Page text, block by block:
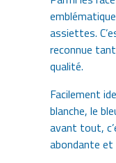
assiettes.
reconnue
qualité.
Facilement
blanche, le
avant tout,
abondante et